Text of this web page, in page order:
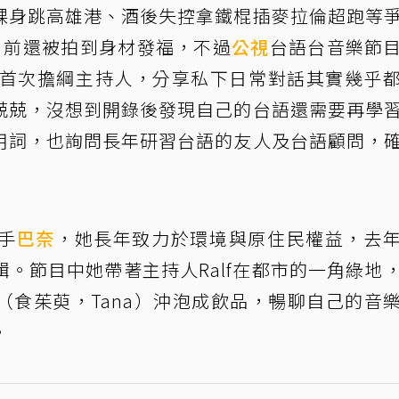
跳高雄港、酒後失控拿鐵棍插麥拉倫超跑等
還被拍到身材發福，不過公視台語台音樂節
次擔綱主持人，分享私下日常對話其實幾乎
，沒想到開錄後發現自己的台語還需要再學
，也詢問長年研習台語的友人及台語顧問，
巴奈 ，她長年致力於環境與原住民權益，去
。節目中她帶著主持人Ralf在都市的一角綠地
食茱萸，Tana）沖泡成飲品，暢聊自己的音